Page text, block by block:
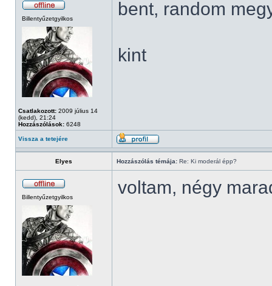
Billentyűzetgyilkos
Csatlakozott: 2009 július 14
(kedd), 21:24
Hozzászólások: 6248
bent, random
kint
Vissza a tetejére
Elyes Hozzászólás témája: Re: Ki moderál épp?
Billentyűzetgyilkos voltam, négy